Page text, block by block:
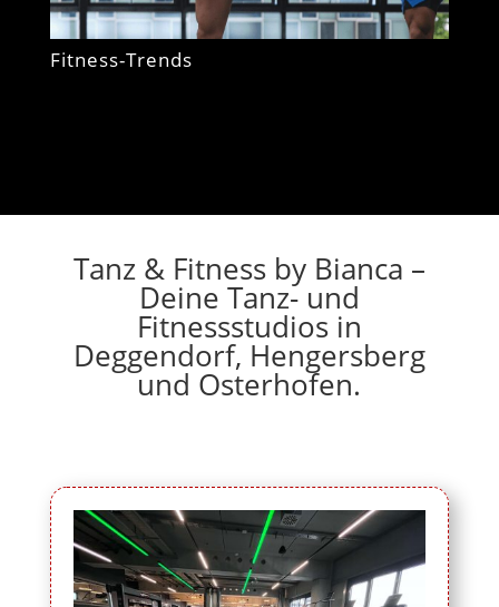
Fitness-Trends
Tanz & Fitness by Bianca –
Deine Tanz- und
Fitnessstudios in
Deggendorf, Hengersberg
und Osterhofen.